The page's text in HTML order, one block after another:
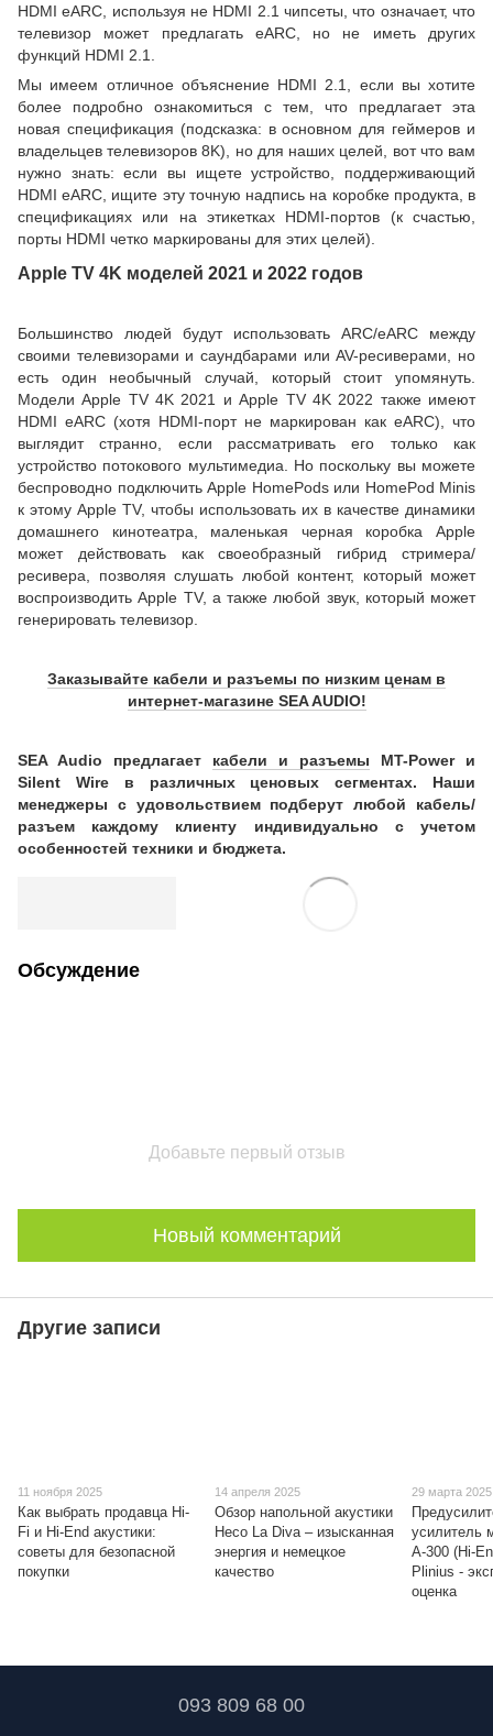
HDMI eARC, используя не HDMI 2.1 чипсеты, что означает, что
телевизор может предлагать eARC, но не иметь других
функций HDMI 2.1.
Мы имеем отличное объяснение HDMI 2.1, если вы хотите
более подробно ознакомиться с тем, что предлагает эта
новая спецификация (подсказка: в основном для геймеров и
владельцев телевизоров 8K), но для наших целей, вот что вам
нужно знать: если вы ищете устройство, поддерживающий
HDMI eARC, ищите эту точную надпись на коробке продукта, в
спецификациях или на этикетках HDMI-портов (к счастью,
порты HDMI четко маркированы для этих целей).
Apple TV 4K моделей 2021 и 2022 годов
Большинство людей будут использовать ARC/eARC между
своими телевизорами и саундбарами или AV-ресиверами, но
есть один необычный случай, который стоит упомянуть.
Модели Apple TV 4K 2021 и Apple TV 4K 2022 также имеют
HDMI eARC (хотя HDMI-порт не маркирован как eARC), что
выглядит странно, если рассматривать его только как
устройство потокового мультимедиа. Но поскольку вы можете
беспроводно подключить Apple HomePods или HomePod Minis
к этому Apple TV, чтобы использовать их в качестве динамики
домашнего кинотеатра, маленькая черная коробка Apple
может действовать как своеобразный гибрид стримера/
ресивера, позволяя слушать любой контент, который может
воспроизводить Apple TV, а также любой звук, который может
генерировать телевизор.
Заказывайте кабели и разъемы по низким ценам в
интернет-магазине SEA AUDIO!
SEA Audio предлагает кабели и разъемы MT-Power и
Silent Wire в различных ценовых сегментах. Наши
менеджеры с удовольствием подберут любой кабель/
разъем каждому клиенту индивидуально с учетом
особенностей техники и бюджета.
Обсуждение
Добавьте первый отзыв
Новый комментарий
Другие записи
11 ноября 2025
Как выбрать продавца Hi-
Fi и Hi-End акустики:
советы для безопасной
покупки
14 апреля 2025
Обзор напольной акустики
Heco La Diva – изысканная
энергия и немецкое
качество
29 марта 2025
усилитель
А-300 (Hi-
Plinius -
оценка
093 809 68 00